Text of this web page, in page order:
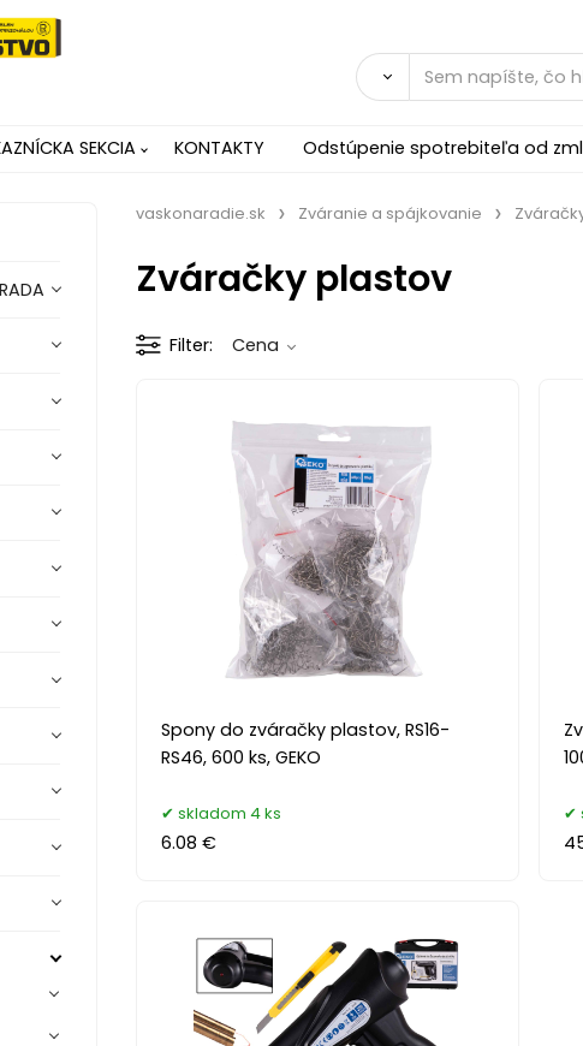
SEKCIA KONTAKTY Odstúpenie spotrebiteľa od
vaskonaradie.sk Zváranie a spájkovanie
Zváračky plastov
Filter Cena
Spony do zváračky plastov, RS16-
RS46, 600 ks, GEKO
skladom 4 ks
6.08 €